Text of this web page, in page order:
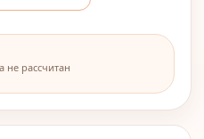
не рассчитан